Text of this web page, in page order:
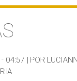
04:57 | POR